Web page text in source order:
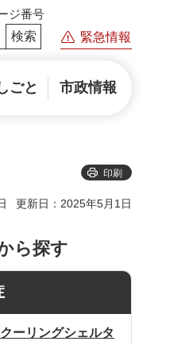
ジ番号
緊急情報
ごと 市政情報
印刷
更新日：2025年5月1日
ら探す
ーリングシェルタ